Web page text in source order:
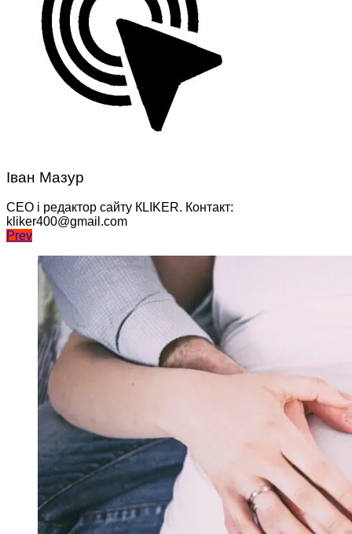
Іван Мазур
CEO і редактор сайту КLIKER. Контакт:
kliker400@gmail.com
Навігація
записів
Prev